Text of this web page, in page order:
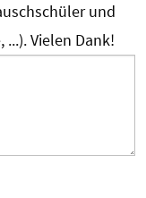
und
Vielen Dank!